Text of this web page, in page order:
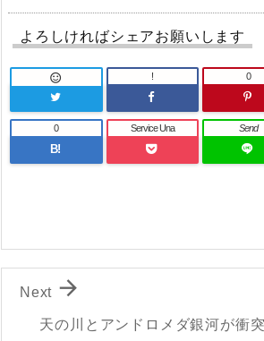
よろしければシェアお願いします
 ! 0
B!
0 Service Una Send
天の川とアンドロメダ銀河が衝

Next